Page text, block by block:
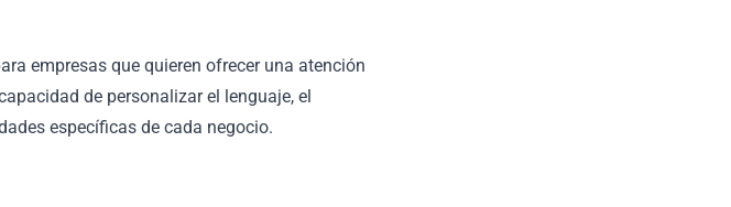
empresas que quieren ofrecer una atención
de personalizar el lenguaje, el
específicas de cada negocio.